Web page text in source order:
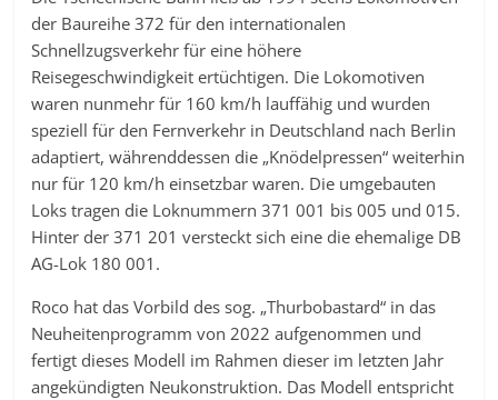
der Baureihe 372 für den internationalen
Schnellzugsverkehr für eine höhere
Reisegeschwindigkeit ertüchtigen. Die Lokomotiven
waren nunmehr für 160 km/h lauffähig und wurden
speziell für den Fernverkehr in Deutschland nach Berlin
adaptiert, währenddessen die „Knödelpressen“ weiterhin
nur für 120 km/h einsetzbar waren. Die umgebauten
Loks tragen die Loknummern 371 001 bis 005 und 015.
Hinter der 371 201 versteckt sich eine die ehemalige DB
AG-Lok 180 001.
Roco hat das Vorbild des sog. „Thurbobastard“ in das
Neuheitenprogramm von 2022 aufgenommen und
fertigt dieses Modell im Rahmen dieser im letzten Jahr
angekündigten Neukonstruktion. Das Modell entspricht